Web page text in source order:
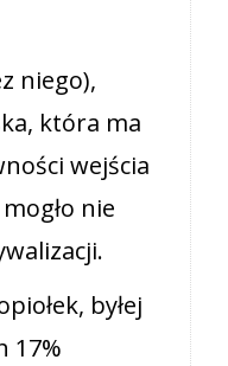
niego),
która ma
wejścia
nie
byłej
17%